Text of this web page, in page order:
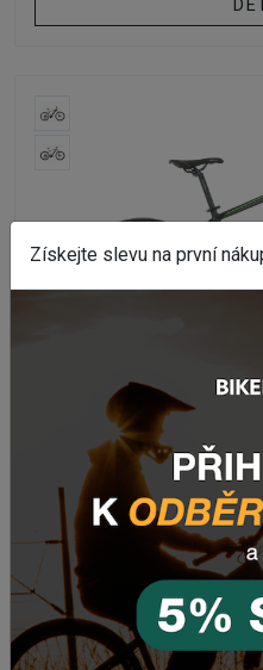
PEVNÉ
Elektrokolo MTB
Na
1
Získejte slevu na první